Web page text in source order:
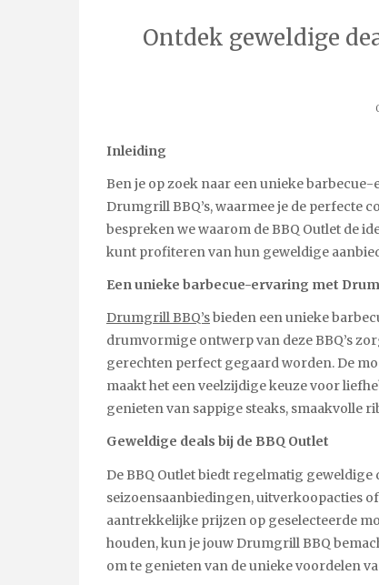
Ontdek geweldige
Inleiding
Ben je op zoek naar een unieke
Drumgrill BBQ’s, waarmee je de perfecte
bespreken we waarom de BBQ Outlet de
kunt profiteren van hun geweldige
Een unieke barbecue-ervaring met
Drumgrill BBQ’sbieden een unieke
drumvormige ontwerp van deze BBQ’s
gerechten perfect gegaard worden. De
maakt het een veelzijdige keuze voor
genieten van sappige steaks, smaakvolle
Geweldige deals bij de BBQ Outlet
De BBQ Outlet biedt regelmatig geweldige
seizoensaanbiedingen, uitverkoopacties
aantrekkelijke prijzen op geselecteerde
houden, kun je jouw Drumgrill BBQ
om te genieten van de unieke voordelen